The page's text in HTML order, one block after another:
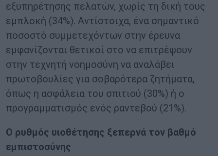
εξυπηρέτησης πελατών, χωρίς τη δική τους
εμπλοκή (34%). Αντίστοιχα, ένα σημαντικό
ποσοστό συμμετεχόντων στην έρευνα
εμφανίζονται θετικοί στο να επιτρέψουν
στην τεχνητή νοημοσύνη να αναλάβει
πρωτοβουλίες για σοβαρότερα ζητήματα,
όπως η ασφάλεια του σπιτιού (30%) ή ο
προγραμματισμός ενός ραντεβού (21%).
Ο ρυθμός υιοθέτησης ξεπερνά τον βαθμό
εμπιστοσύνης